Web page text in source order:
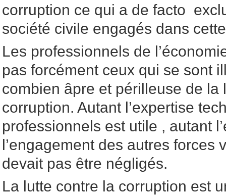
corruption ce qui a de facto
société civile engagés dans
Les professionnels de
pas forcément ceux qui se sont
combien âpre et périlleuse de la
corruption. Autant l’expertise
professionnels est utile , autant
l’engagement des autres forces
devait pas être négligés.
La lutte contre la corruption est